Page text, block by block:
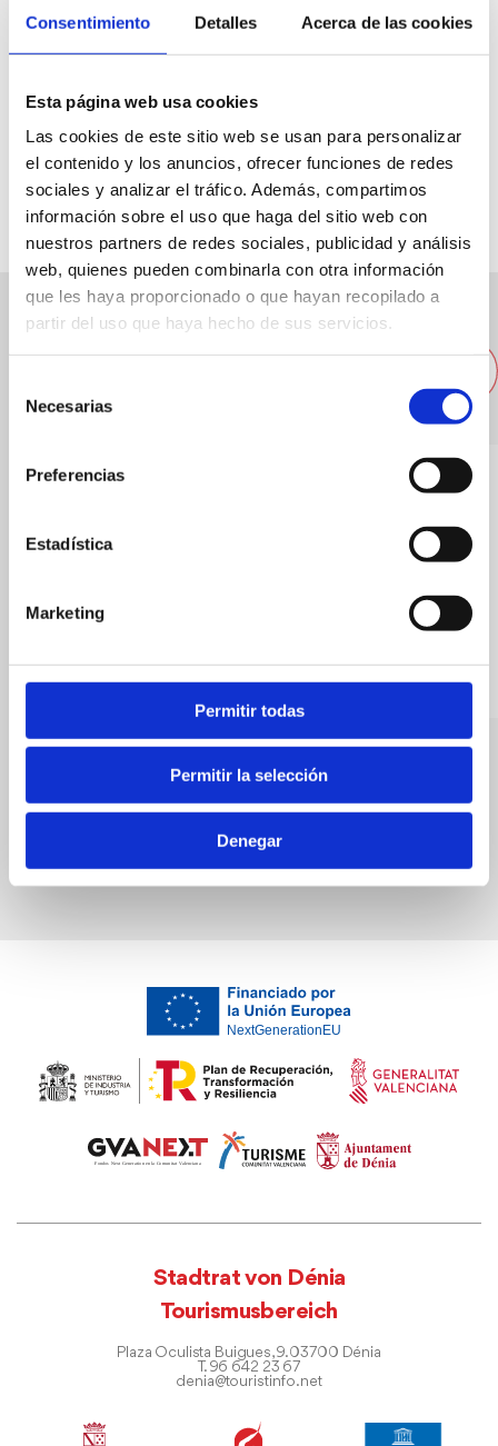
Consentimiento Detalles Acerca de las cookies
Esta página web usa cookies
Las cookies de este sitio web se usan para personalizar
el contenido y los anuncios, ofrecer funciones de redes
sociales y analizar el tráfico. Además, compartimos
información sobre el uso que haga del sitio web con
nuestros partners de redes sociales, publicidad y análisis
web, quienes pueden combinarla con otra información
que les haya proporcionado o que hayan recopilado a
partir del uso que haya hecho de sus servicios.
Necesarias
Preferencias
Estadística
Marketing
Permitir todas
Permitir la selección
Denegar
96 6423444
provica@ctv.es
Andere Unternehmen in der
Asociación de Promotores Turísticos
Real Estate Association
Stadtrat von Dénia
Tourismusbereich
Plaza Oculista Buigues, 9. 03700 Dénia
T. 96 642 23 67
denia@touristinfo.net